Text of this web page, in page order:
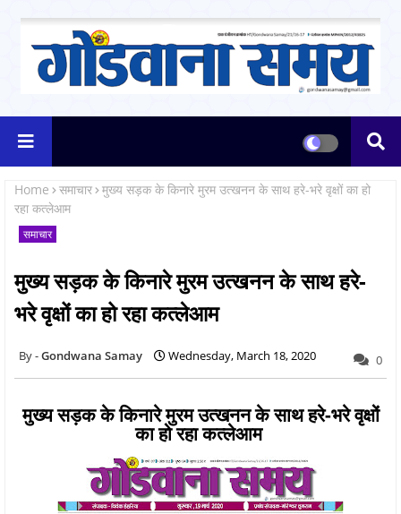
Home समाचार मुख्य सड़क के किनारे मुरम उत्खनन के साथ हरे-भरे वृक्षों का हो
रहा कत्लेआम
समाचार
मुख्य सड़क के किनारे मुरम उत्खनन के साथ हरे-
भरे वृक्षों का हो रहा कत्लेआम
Gondwana Samay Wednesday, March 18, 2020 0
मुख्य सड़क के किनारे मुरम उत्खनन के साथ हरे-भरे वृक्षों
का हो रहा कत्लेआम